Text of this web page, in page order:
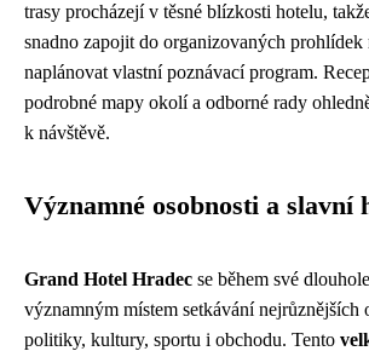
trasy procházejí v těsné blízkosti hotelu,
snadno zapojit do organizovaných prohlídek
naplánovat vlastní poznávací program.
podrobné mapy okolí a odborné rady
k návštěvě.
Významné osobnosti a slavní
Grand Hotel Hradec se během své
významným místem setkávání nejrůznějších
politiky, kultury, sportu i obchodu. Tento